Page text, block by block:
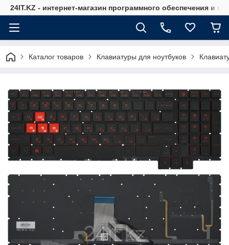
24IT.KZ - интернет-магазин программного обеспечения и
Каталог товаров Клавиатуры для ноутбуков